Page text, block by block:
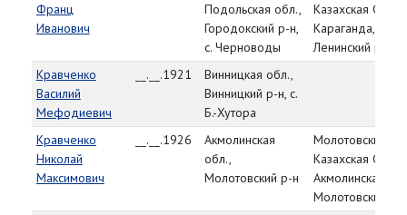
Франц
Иванович
Подольская обл.,
Городокский р-н,
с. Черноводы
Казахская ССР, г.
Караганда,
Ленинский р-н
Кравченко
Василий
Мефодиевич
__.__.1921
Винницкая обл.,
Винницкий р-н, с.
Б.-Хутора
Кравченко
Николай
Максимович
__.__.1926
Акмолинская
обл.,
Молотовский р-н
Молотовский
Казахская ССР,
Акмолинская
Молотовский р-н